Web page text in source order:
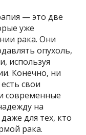
— это две
уже
рака. Они
опухоль,
используя
Конечно, ни
свои
современные
на
для тех, кто
рака.